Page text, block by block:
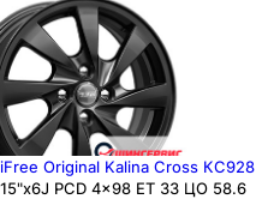
iFree Original Kalina Cross КС928
15"x6J PCD 4x98 ЕТ 33 ЦО 58.6